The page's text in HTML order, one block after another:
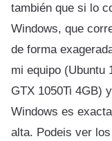
también que si lo
Windows, que
de forma
mi equipo (Ubuntu
GTX 1050Ti 4GB)
Windows es
alta. Podeis ver